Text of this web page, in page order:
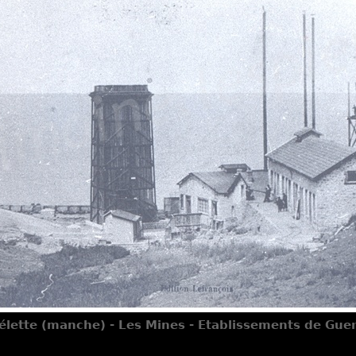
(manche) - Les Mines - Etablissements de